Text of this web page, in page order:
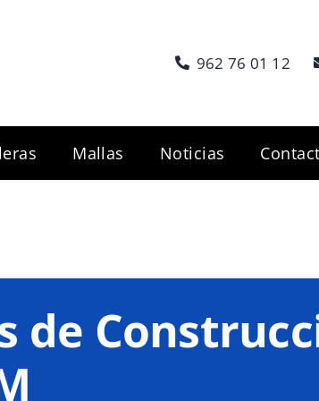
962 76 01 12
Mallas Noticias
de